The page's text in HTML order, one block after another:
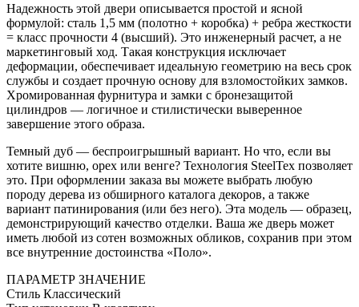
Надежность этой двери описывается простой и ясной
формулой: сталь 1,5 мм (полотно + коробка) + ребра жесткости
= класс прочности 4 (высший). Это инженерный расчет, а не
маркетинговый ход. Такая конструкция исключает
деформации, обеспечивает идеальную геометрию на весь срок
службы и создает прочную основу для взломостойких замков.
Хромированная фурнитура и замки с бронезащитой
цилиндров — логичное и стилистически выверенное
завершение этого образа.
Темный дуб — беспроигрышный вариант. Но что, если вы
хотите вишню, орех или венге? Технология SteelTex позволяет
это. При оформлении заказа вы можете выбрать любую
породу дерева из обширного каталога декоров, а также
вариант патинирования (или без него). Эта модель — образец,
демонстрирующий качество отделки. Ваша же дверь может
иметь любой из сотен возможных обликов, сохранив при этом
все внутренние достоинства «Поло».
ПАРАМЕТР ЗНАЧЕНИЕ
Стиль Классический